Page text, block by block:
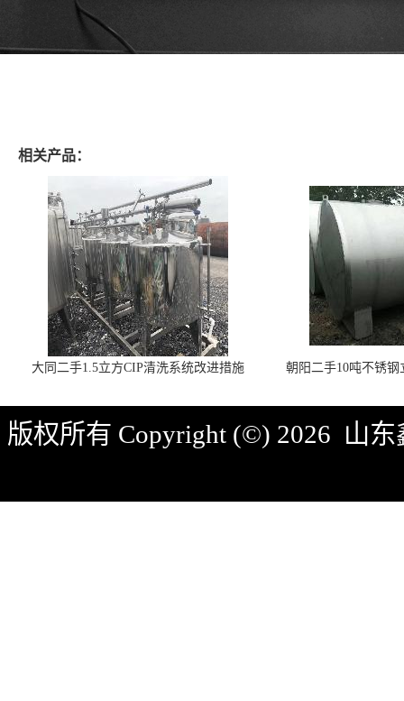
相关产品：
大同二手1.5立方CIP清洗系统改进措施 朝阳二手10吨不锈
版权所有 Copyright (©) 2026 山